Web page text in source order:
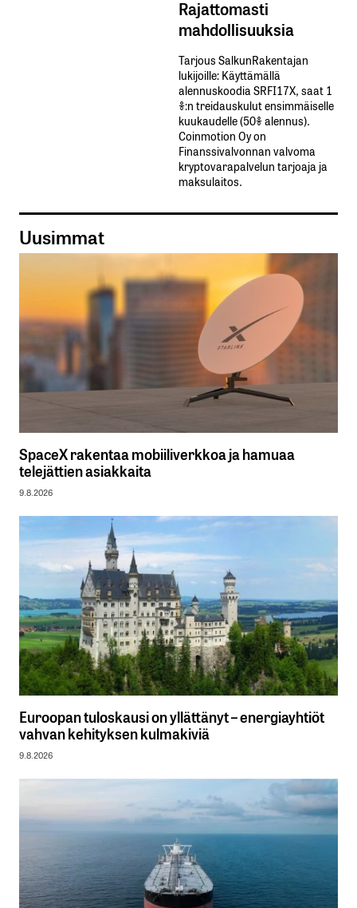
Rajattomasti
mahdollisuuksia
Tarjous SalkunRakentajan
lukijoille: Käyttämällä​ ​
alennuskoodia​ ​SRFI17X,​ ​saat​ ​1
%:n treidauskulut​ ​ensimmäiselle​ ​
kuukaudelle​ ​(50%​ ​alennus).
Coinmotion Oy on
Finanssivalvonnan valvoma
kryptovarapalvelun tarjoaja ja
maksulaitos.
Uusimmat
SpaceX rakentaa mobiiliverkkoa ja hamuaa
telejättien asiakkaita
9.8.2026
Euroopan tuloskausi on yllättänyt – energiayhtiöt
vahvan kehityksen kulmakiviä
9.8.2026